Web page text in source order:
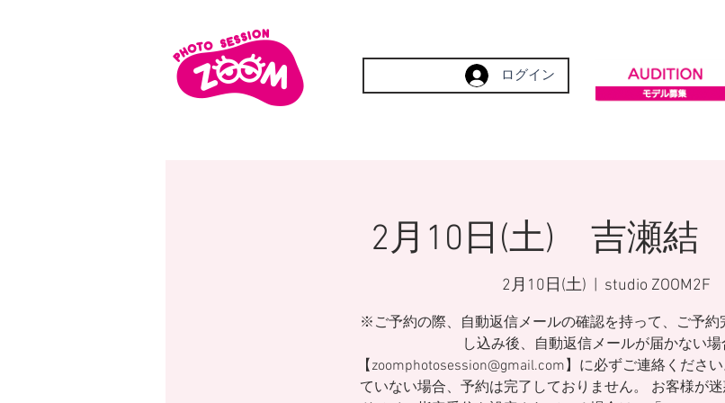
ログイン
2月10日(土) 吉瀬結
2月10日(土) studio ZOOM2F
※ご予約の際、自動返信メールの確認を持って、ご予約
し込み後、自動返信メールが届かない場
【zoomphotosession@gmail.com】に必ずご連絡くださ
ていない場合、予約は完了しておりません。 お客様が迷